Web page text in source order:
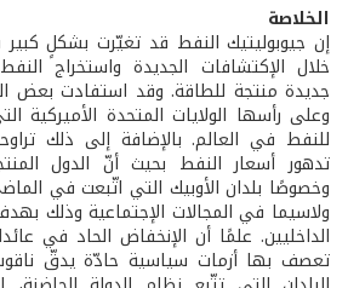
الخلاصة
إن جيوبوليتيك النفط قد تغيّرت بشكلٍ
خلال الإكتشافات الجديدة واستخراج
جديدة منتجة للطاقة. وقد استفادت بعض
وعلى رأسها الولايات المتحدة
للنفط في العالم. بالإضافة إلى ذلك
تدهور أسعار النفط بحيث أنّ الدول
وخصوصًا بلدان الأوبيك التي اتّبعت في
ولاسيما في المجالات الإجتماعية وذلك
الداخليين. علمًا أن الإنخفاض الحاد في
تعصف بها أزمات سياسية حادّة يدقّ